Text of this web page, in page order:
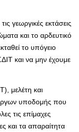
γεωργικές εκτάσεις
και το αρδευτικό
το υπόγειο
και να μην έχουμε
μελέτη και
υποδομής που
τις επίμαχες
και τα απαραίτητα